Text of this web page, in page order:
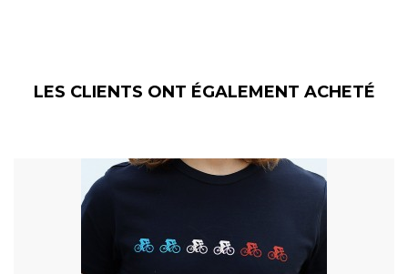
LES CLIENTS ONT ÉGALEMENT ACHETÉ